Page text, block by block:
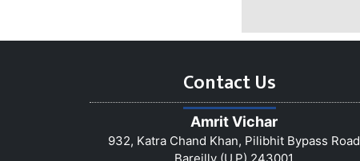
Contact Us
Amrit Vichar
932, Katra Chand Khan, Pilibhit Bypass Road